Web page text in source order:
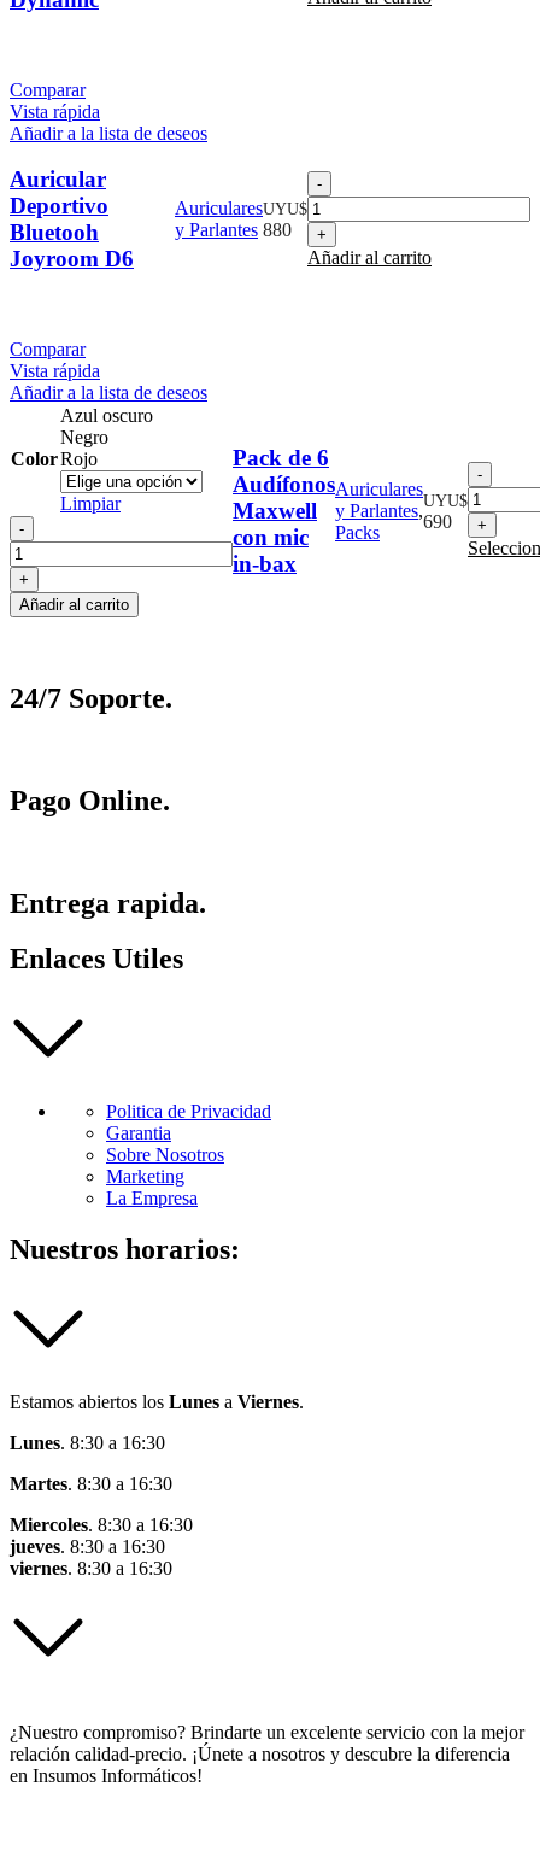
Dynamic
Comparar
Vista rápida
Añadir a la lista de deseos
Auricular
Deportivo
Bluetooh
Joyroom D6
Auriculares
y Parlantes
UYU$
880
Auricular
Deportivo
Bluetooh
Joyroom
D6
Añadir al carrito
Comparar
Vista rápida
Añadir a la lista de deseos
Color
Azul oscuro
Negro
Rojo
Limpiar
Pack
de
6
Audífonos
Maxwell
bax
Añadir al carrito
Pack de 6
Audífonos
Maxwell
con mic
in-bax
Auriculares
y Parlantes,
Packs
UYU$
690
Pack
de
6
24/7 Soporte.
Pago Online.
Entrega rapida.
Enlaces Utiles
Politica de Privacidad
Garantia
Sobre Nosotros
Marketing
La Empresa
Nuestros horarios:
Estamos abiertos los Lunes a Viernes.
Lunes. 8:30 a 16:30
Martes. 8:30 a 16:30
Miercoles. 8:30 a 16:30
jueves. 8:30 a 16:30
viernes. 8:30 a 16:30
¿Nuestro compromiso? Brindarte un excelente servicio con la mejor
relación calidad-precio. ¡Únete a nosotros y descubre la diferencia
en Insumos Informáticos!